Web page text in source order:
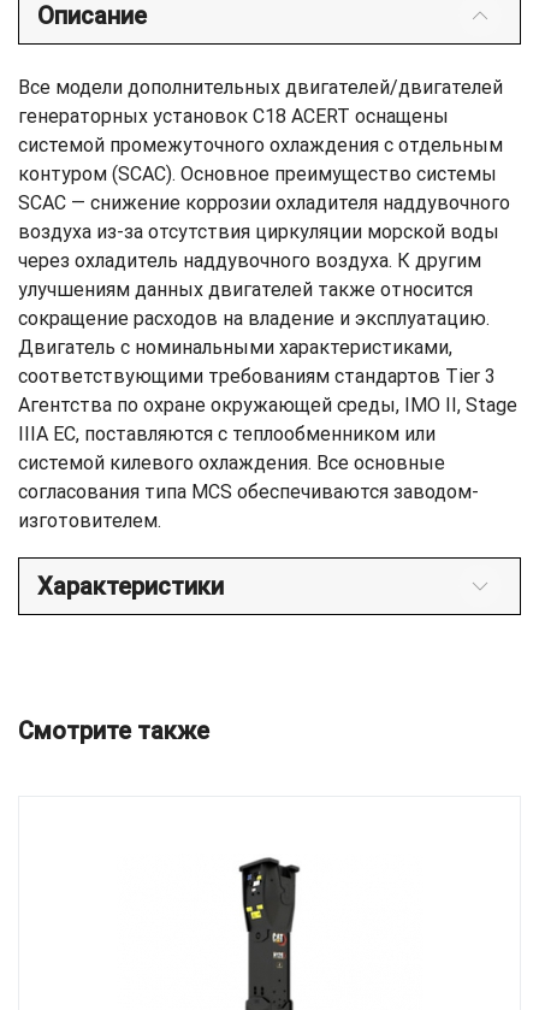
Описание
Все модели дополнительных двигателей/двигателей
генераторных установок C18 ACERT оснащены
системой промежуточного охлаждения с отдельным
контуром (SCAC). Основное преимущество системы
SCAC — снижение коррозии охладителя наддувочного
воздуха из-за отсутствия циркуляции морской воды
через охладитель наддувочного воздуха. К другим
улучшениям данных двигателей также относится
сокращение расходов на владение и эксплуатацию.
Двигатель с номинальными характеристиками,
соответствующими требованиям стандартов Tier 3
Агентства по охране окружающей среды, IMO II, Stage
IIIA ЕС, поставляются с теплообменником или
системой килевого охлаждения. Все основные
согласования типа MCS обеспечиваются заводом-
изготовителем.
Характеристики
Смотрите также